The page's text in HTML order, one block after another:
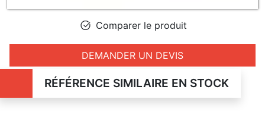
Comparer le produit
DEMANDER UN DEVIS
RÉFÉRENCE SIMILAIRE EN STOCK